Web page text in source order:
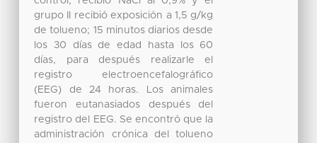
grupo II recibió exposición a 1,5 g/kg
de tolueno; 15 minutos diarios desde
los 30 días de edad hasta los 60
días, para después realizarle el
registro electroencefalográfico
(EEG) de 24 horas. Los animales
fueron eutanasiados después del
registro del EEG. Se encontró que la
administración crónica del tolueno